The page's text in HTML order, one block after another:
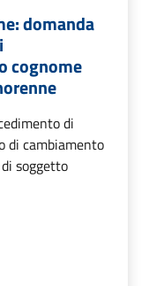
domanda
cognome
di
di cambiamento
soggetto